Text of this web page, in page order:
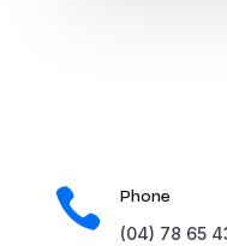

Phone
(04) 78 65